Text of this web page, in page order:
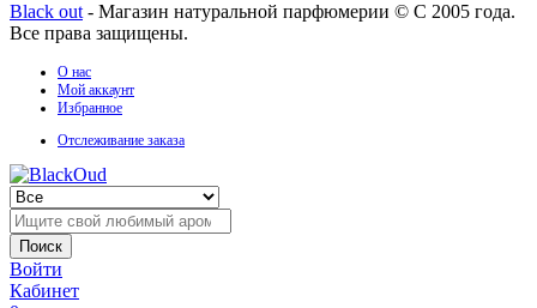
Black out - Магазин натуральной парфюмерии © С 2005 года.
Все права защищены.
О нас
Мой аккаунт
Избранное
Отслеживание заказа
Поиск
Войти
Кабинет